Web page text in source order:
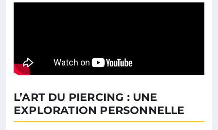
L’ART DU PIERCING : UNE
EXPLORATION PERSONNELLE